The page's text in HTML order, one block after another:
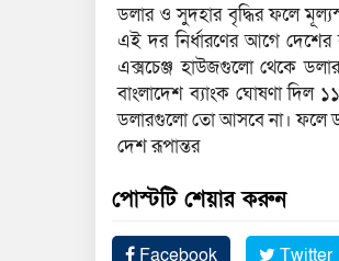
ডলার ও সুদহার বৃদ্ধির ফলে
এই দর নির্ধারণের আগে দেশের
এক্সচেঞ্জ হাউজগুলো থেকে
বাংলাদেশ ব্যাংক ঘোষণা দিল
ডলারগুলো তো আসবে না। ফলে
দেশ রূপান্তর
পোস্টটি শেয়ার করুন
Facebook Twitter